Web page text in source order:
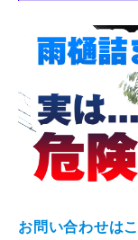
お問い合わせは